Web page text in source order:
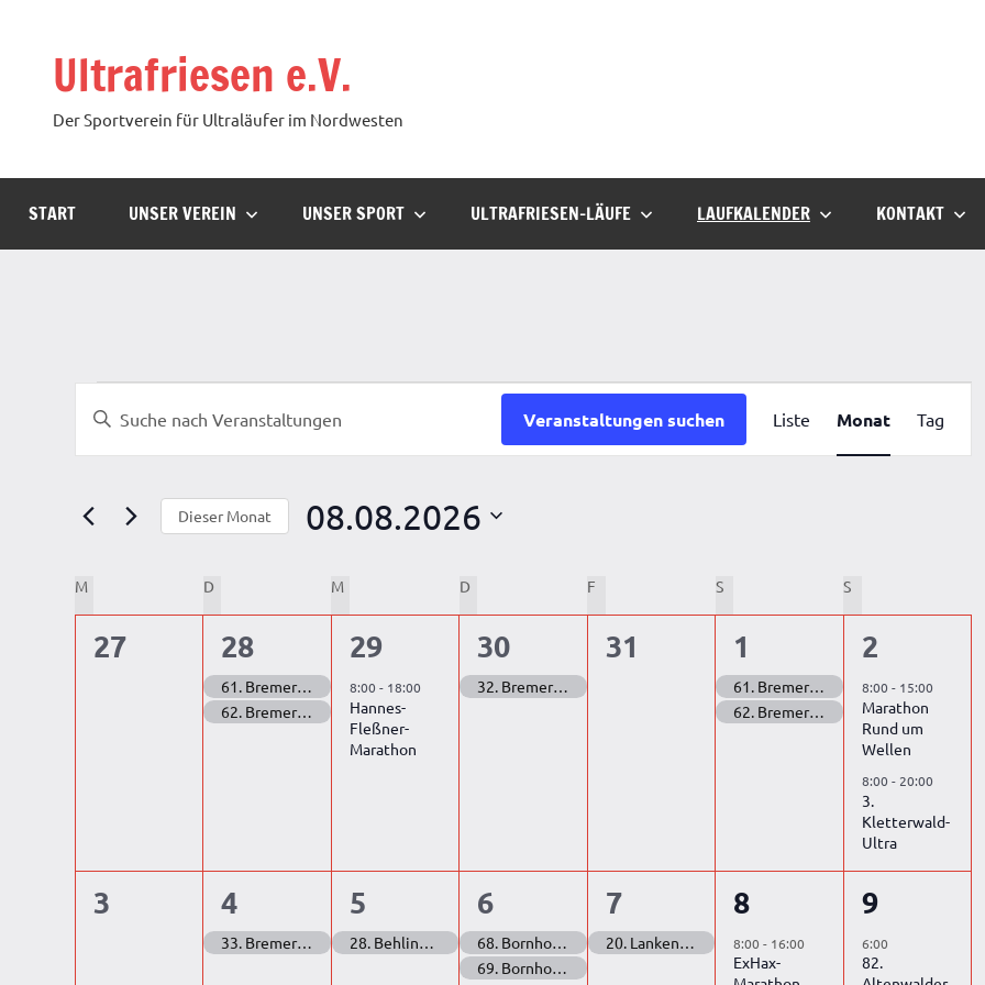
Ultrafriesen e.V.
Der Sportverein für Ultraläufer im Nordwesten
START UNSER VEREIN UNSER SPORT ULTRAFRIESEN-LÄUFE LAUFKALENDER KONTAKT
Veranstaltungen
Suche
Ansichten,
Navigation
Bitte
Suche
Schlüsselwort.
Veranstaltungen suchen
Ansichten-
Navigation
Liste Monat Tag
Dieser Monat 08.08.2026
wählen.
Kalender
von
Veranstaltungen
M D M D F SSAMSTAG S
0
Veranstaltungen,
27
2
Veranstaltungen,
28
61. Bremer Weser City Marathon (Doppelmarathon Edition Teil 1)
62. Bremer Weser City Marathon (Doppelmarathon Edition Teil 2)
1
Veranstaltung,
29
8:00 - 18:00
Hannes-
Fleßner-
Marathon
1
Veranstaltung,
30
32. Bremer Metalhenge Höhenmeter Ultra
0
Veranstaltungen,
31
2
Veranstaltungen,
1
61. Bremer Werdersee Marathon (Doppelmarathon Edition Teil 1)
62. Bremer Werdersee Marathon (Doppelmarathon Edition Teil 2)
2
2
8:00 - 15:00
Marathon
Rund um
Wellen
8:00 - 20:00
3.
Kletterwald-
Ultra
0
Veranstaltungen,
3
1
Veranstaltung,
4
33. Bremer Metalhenge Höhenmeter Ultra
1
Veranstaltung,
5
2
Veranstaltungen,
6
1
Veranstaltung,
7
2
Veranstaltungen,
8
8:00- 16:00
ExHax-
1
9
6:00
82.